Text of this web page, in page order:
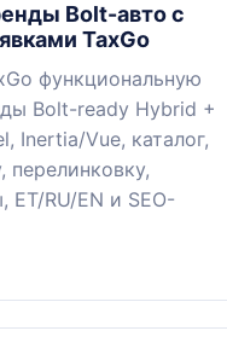
Bolt-авто с
TaxGo
функциональную
Bolt-ready Hybrid +
Inertia/Vue, каталог,
перелинковку,
ET/RU/EN и SEO-